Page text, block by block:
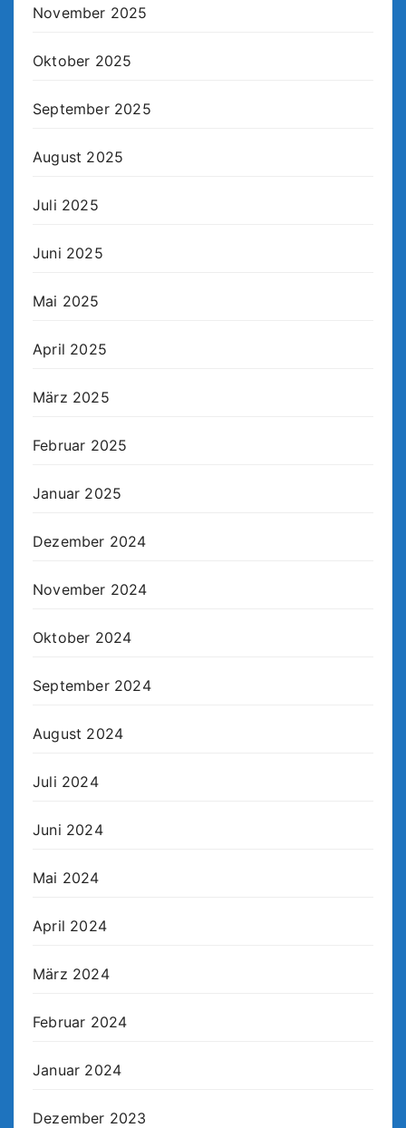
November 2025
Oktober 2025
September 2025
August 2025
Juli 2025
Juni 2025
Mai 2025
April 2025
März 2025
Februar 2025
Januar 2025
Dezember 2024
November 2024
Oktober 2024
September 2024
August 2024
Juli 2024
Juni 2024
Mai 2024
April 2024
März 2024
Februar 2024
Januar 2024
Dezember 2023